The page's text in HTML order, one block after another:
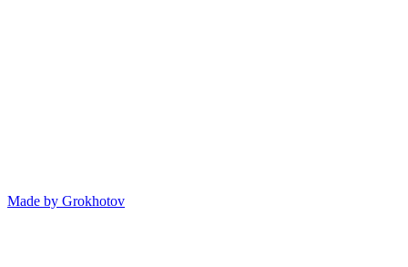
Made by Grokhotov